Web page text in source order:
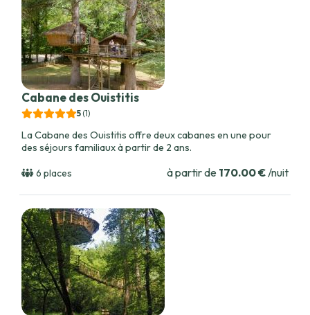
Cabane des Ouistitis
5 (1)
La Cabane des Ouistitis offre deux cabanes en une pour
des séjours familiaux à partir de 2 ans.
6 places à partir de 170.00 €/nuit